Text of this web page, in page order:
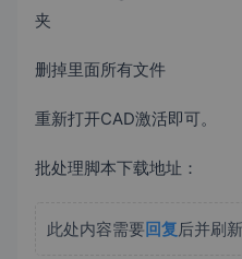
夹
删掉里面所有文件
重新打开CAD激活即可。
批处理脚本下载地址：
此处内容需要 回复后并刷